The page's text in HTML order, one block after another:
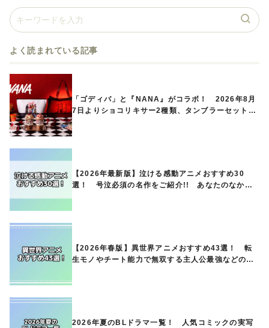
よく読まれている記事
「ゴディバ」と『NANA』がコラボ！ 2026年8月
7日よりショコリキサー2種類、タンブラーセットな
【2026年最新版】泣ける感動アニメおすすめ30
選！ 号泣必須の名作をご紹介!! あなたのなかの
【2026年春版】異世界アニメおすすめ43選！ 転
生モノやチート能力で無双する主人公最強などの人
2026年夏のBLドラマ一覧！ 人気コミックの実写